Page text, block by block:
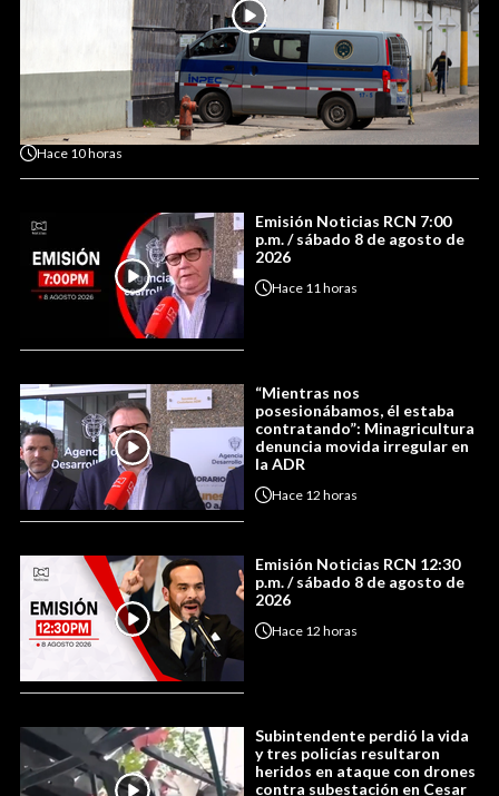
Hace 10 horas
Emisión Noticias RCN 7:00
p.m. / sábado 8 de agosto de
2026
Hace 11 horas
“Mientras nos
posesionábamos, él estaba
contratando”: Minagricultura
denuncia movida irregular en
la ADR
Hace 12 horas
Emisión Noticias RCN 12:30
p.m. / sábado 8 de agosto de
2026
Hace 12 horas
Subintendente perdió la vida
y tres policías resultaron
heridos en ataque con drones
contra subestación en Cesar